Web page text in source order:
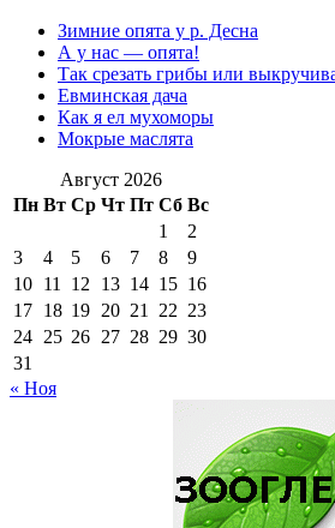
Зимние опята у р. Десна
А у нас — опята!
Так срезать грибы или
Евминская дача
Как я ел мухоморы
Мокрые маслята
Август 2026
Пн Вт Ср Чт Пт Сб Вс
1
2
3
4 5 6 7 8
9
10 11 12 13 14 15 16
17 18 19 20 21 22 23
24 25 26 27 28 29 30
31
« Ноя